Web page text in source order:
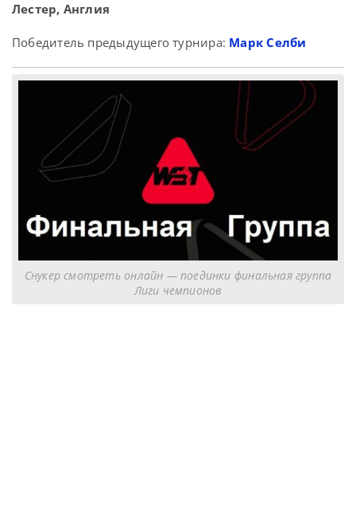
Лестер, Англия
Победитель предыдущего турнира: Марк Селби
Снукер смотреть онлайн — поединки финальная группа
Лиги чемпионов